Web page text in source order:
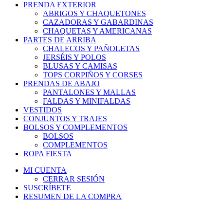
PRENDA EXTERIOR
ABRIGOS Y CHAQUETONES
CAZADORAS Y GABARDINAS
CHAQUETAS Y AMERICANAS
PARTES DE ARRIBA
CHALECOS Y PAÑOLETAS
JERSÉIS Y POLOS
BLUSAS Y CAMISAS
TOPS CORPIÑOS Y CORSES
PRENDAS DE ABAJO
PANTALONES Y MALLAS
FALDAS Y MINIFALDAS
VESTIDOS
CONJUNTOS Y TRAJES
BOLSOS Y COMPLEMENTOS
BOLSOS
COMPLEMENTOS
ROPA FIESTA
MI CUENTA
CERRAR SESIÓN
SUSCRÍBETE
RESUMEN DE LA COMPRA